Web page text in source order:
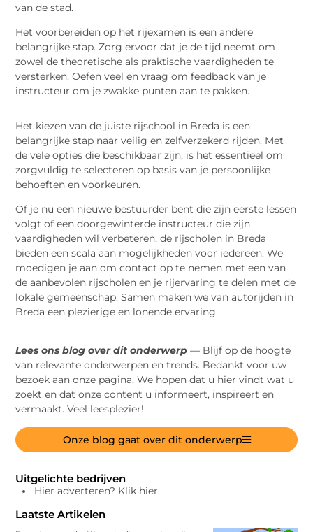
van de stad.
Het voorbereiden op het rijexamen is een andere
belangrijke stap. Zorg ervoor dat je de tijd neemt om
zowel de theoretische als praktische vaardigheden te
versterken. Oefen veel en vraag om feedback van je
instructeur om je zwakke punten aan te pakken.
Het kiezen van de juiste rijschool in Breda is een
belangrijke stap naar veilig en zelfverzekerd rijden. Met
de vele opties die beschikbaar zijn, is het essentieel om
zorgvuldig te selecteren op basis van je persoonlijke
behoeften en voorkeuren.
Of je nu een nieuwe bestuurder bent die zijn eerste lessen
volgt of een doorgewinterde instructeur die zijn
vaardigheden wil verbeteren, de rijscholen in Breda
bieden een scala aan mogelijkheden voor iedereen. We
moedigen je aan om contact op te nemen met een van
de aanbevolen rijscholen en je rijervaring te delen met de
lokale gemeenschap. Samen maken we van autorijden in
Breda een plezierige en lonende ervaring.
Lees ons blog over dit onderwerp— Blijf op de hoogte
van relevante onderwerpen en trends. Bedankt voor uw
bezoek aan onze pagina. We hopen dat u hier vindt wat u
zoekt en dat onze content u informeert, inspireert en
vermaakt. Veel leesplezier!
Onze blog gaat over dit onderwerp
Uitgelichte bedrijven
Hier adverteren? Klik hier
Laatste Artikelen